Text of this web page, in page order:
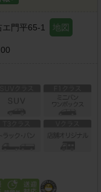
エ門平65-1 地図